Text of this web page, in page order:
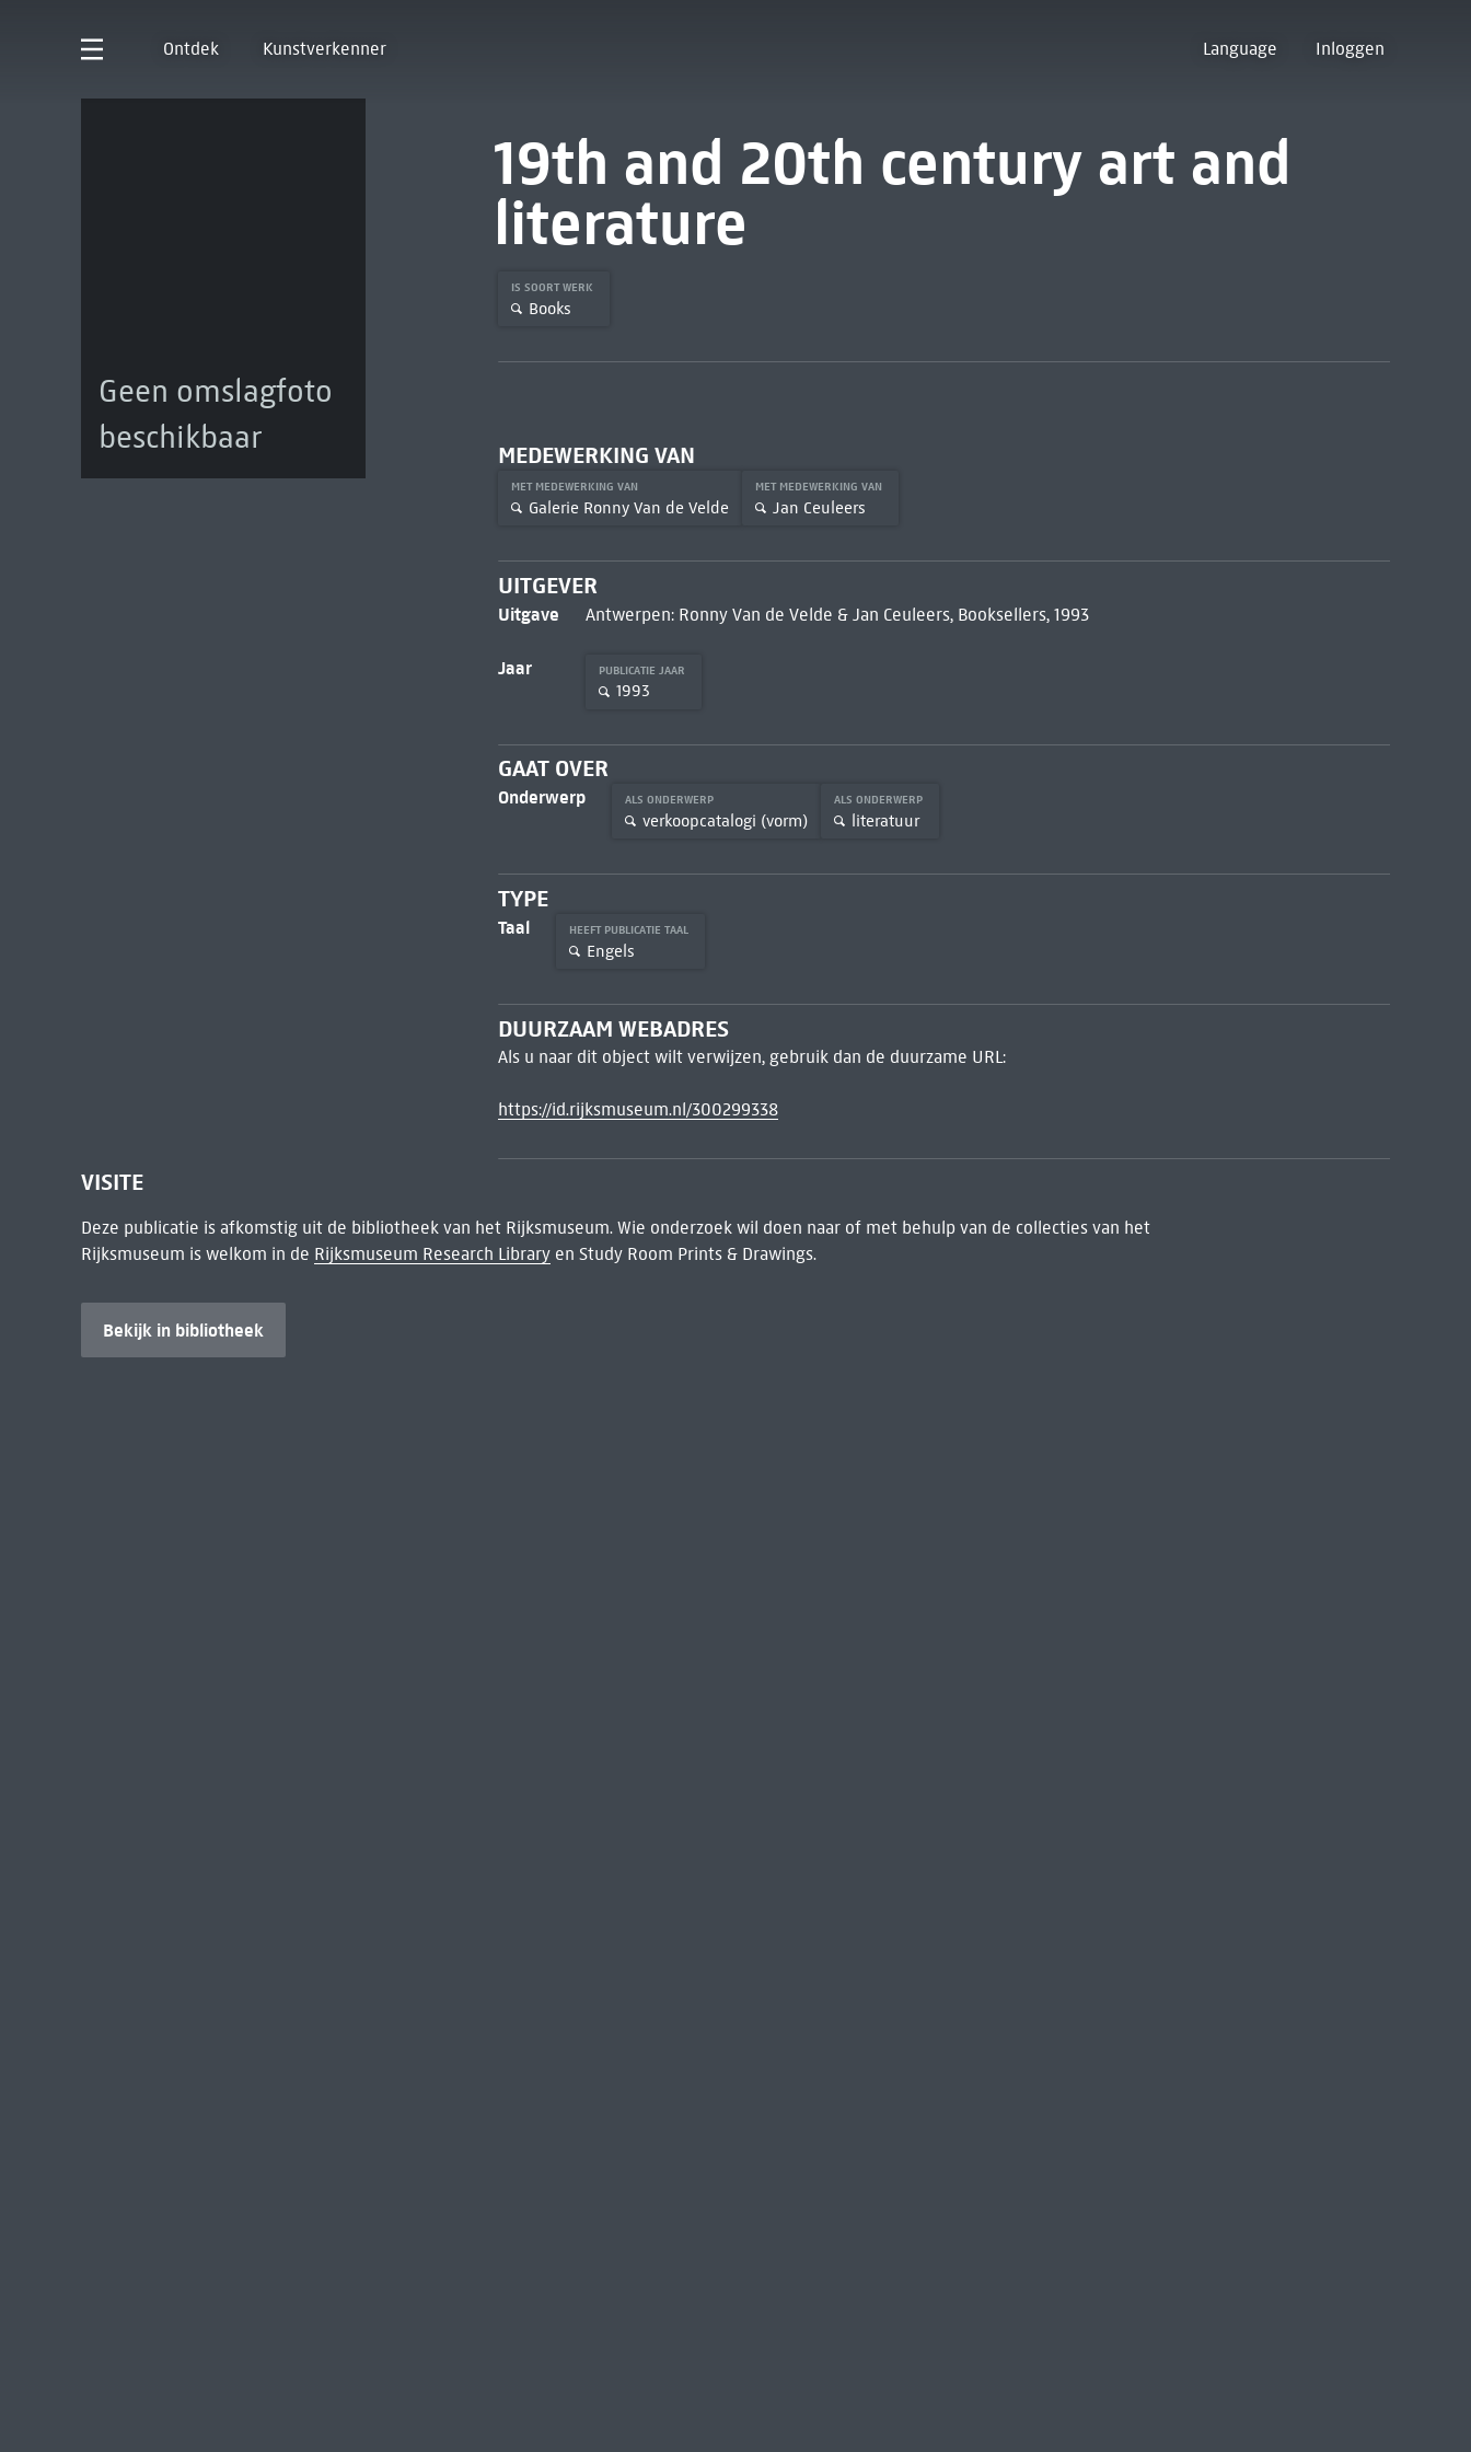
Ontdek Kunstverkenner Language Inloggen
Geen omslagfoto
beschikbaar
19th and 20th century art and
literature
IS SOORT WERK
Books
MEDEWERKING VAN
MET MEDEWERKING VAN
Galerie Ronny Van de Velde
MET MEDEWERKING VAN
Jan Ceuleers
UITGEVER
Uitgave Antwerpen: Ronny Van de Velde & Jan Ceuleers, Booksellers, 1993
Jaar PUBLICATIE JAAR
1993
GAAT OVER
Onderwerp ALS ONDERWERP
verkoopcatalogi (vorm)
ALS ONDERWERP
literatuur
TYPE
Taal HEEFT PUBLICATIE TAAL
Engels
DUURZAAM WEBADRES
Als u naar dit object wilt verwijzen, gebruik dan de duurzame URL:
https://id.rijksmuseum.nl/300299338
VISITE
Deze publicatie is afkomstig uit de bibliotheek van het Rijksmuseum. Wie onderzoek wil doen naar of met behulp van de collecties van het
Rijksmuseum is welkom in de Rijksmuseum Research Libraryen Study Room Prints & Drawings.
Bekijk in bibliotheek